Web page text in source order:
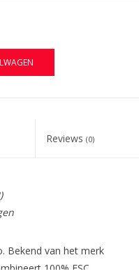
Reviews (0)
Bekend van het merk
100% FSC